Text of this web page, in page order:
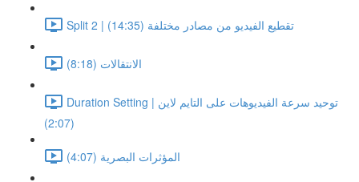
Split 2 | تقطيع الفيديو من مصادر مختلفة (14:35)
الانتقالات (8:18)
Duration Setting | توحيد سرعة الفيديوهات على التايم لاين
(2:07)
المؤثرات البصرية (4:07)